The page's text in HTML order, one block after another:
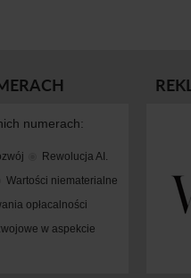
numerach:
Rewolucja AI.
Wartości niematerialne
opłacalności
w aspekcie